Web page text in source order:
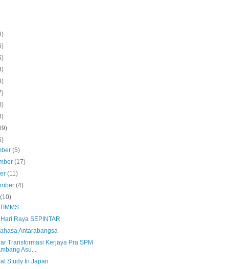
(5)
(17)
(11)
(4)
(10)
Raya SEPINTAR
Antarabangsa
Transformasi Kerjaya Pra SPM
Asu...
Study In Japan